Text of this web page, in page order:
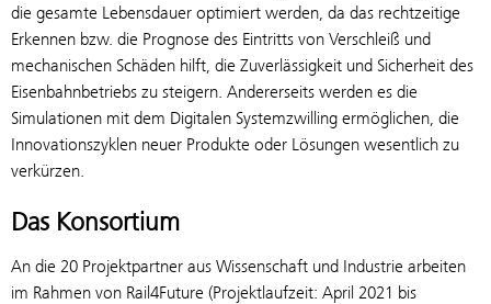
die gesamte Lebensdauer optimiert werden, da das rechtzeitige
Erkennen bzw. die Prognose des Eintritts von Verschleiß und
mechanischen Schäden hilft, die Zuverlässigkeit und Sicherheit des
Eisenbahnbetriebs zu steigern. Andererseits werden es die
Simulationen mit dem Digitalen Systemzwilling ermöglichen, die
Innovationszyklen neuer Produkte oder Lösungen wesentlich zu
verkürzen.
Das Konsortium
An die 20 Projektpartner aus Wissenschaft und Industrie arbeiten
im Rahmen von Rail4Future (Projektlaufzeit: April 2021 bis